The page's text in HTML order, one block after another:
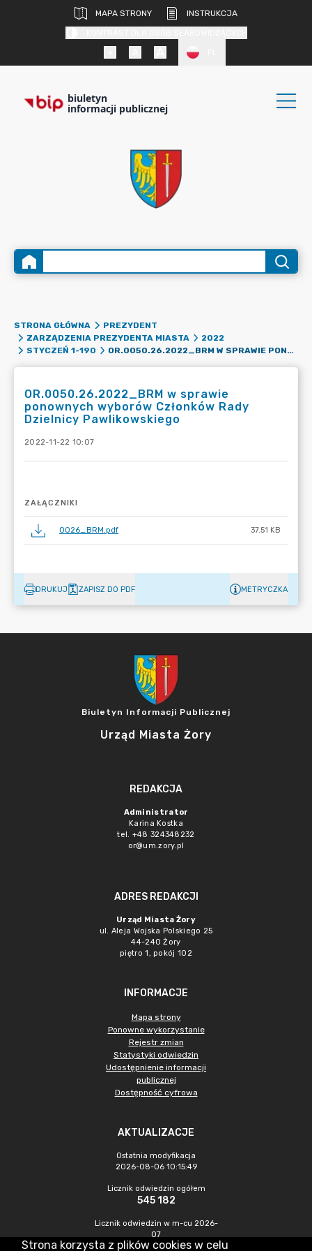
MAPA STRONY
INSTRUKCJA
biuletyn
informacji publicznej
STRONA GŁÓWNA
PREZYDENT
ZARZĄDZENIA PREZYDENTA MIASTA
2022
STYCZEŃ 1-190
OR.0050.26.2022_BRM W SPRAWIE PONOWNYCH WYBORÓW CZŁONKÓW RADY DZIELNICY PAWLIKOWSKIEGO
OR.0050.26.2022_BRM w sprawie
ponownych wyborów Członków Rady
Dzielnicy Pawlikowskiego
2022-11-22 10:07
ZAŁĄCZNIKI
0026_BRM.pdf 37.51 KB
DRUKUJ ZAPISZ DO PDF METRYCZKA
Biuletyn Informacji Publicznej
Urząd Miasta Żory
REDAKCJA
Administrator
Karina Kostka
tel. +48 324348232
or@um.zory.pl
ADRES REDAKCJI
Urząd Miasta Żory
ul. Aleja Wojska Polskiego 25
44-240 Żory
piętro 1, pokój 102
INFORMACJE
Mapa strony
Ponowne wykorzystanie
Rejestr zmian
Statystyki odwiedzin
Udostępnienie informacji
publicznej
Dostępność cyfrowa
AKTUALIZACJE
Ostatnia modyfikacja
2026-08-06 10:15:49
Licznik odwiedzin ogółem
545 182
Licznik odwiedzin w m-cu 2026-
07
1 198
Strona korzysta z plików cookies w celu